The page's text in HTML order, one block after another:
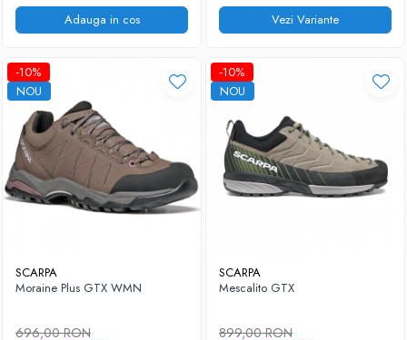
Adauga in cos
Vezi Variante
-10%
NOU
SCARPA
Moraine Plus GTX WMN
696,00 RON
-10%
NOU
SCARPA
Mescalito GTX
899,00 RON